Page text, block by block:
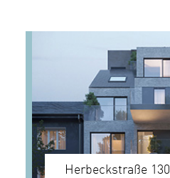
Herbeckstraße 130